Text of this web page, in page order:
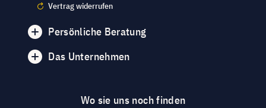
Vertrag widerrufen
Persönliche Beratung
Das Unternehmen
Wo sie uns noch finden